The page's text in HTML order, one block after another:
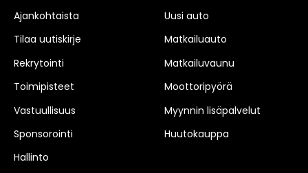
Ajankohtaista
Tilaa uutiskirje
Rekrytointi
Toimipisteet
Vastuullisuus
Sponsorointi
Hallinto
Uusi auto
Matkailuauto
Matkailuvaunu
Moottoripyörä
Myynnin lisäpalvelut
Huutokauppa